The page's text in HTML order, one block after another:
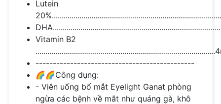
Lutein
Vitamin B2
----------------------------------------------
🌈🌈Công dụng:
- Viên uống bổ mắt Eyelight Ganat phòng
ngừa các bệnh về mắt như quáng gà, khô